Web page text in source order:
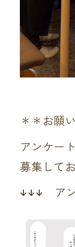
＊＊お願
アンケー
募集して
↓↓↓ ア